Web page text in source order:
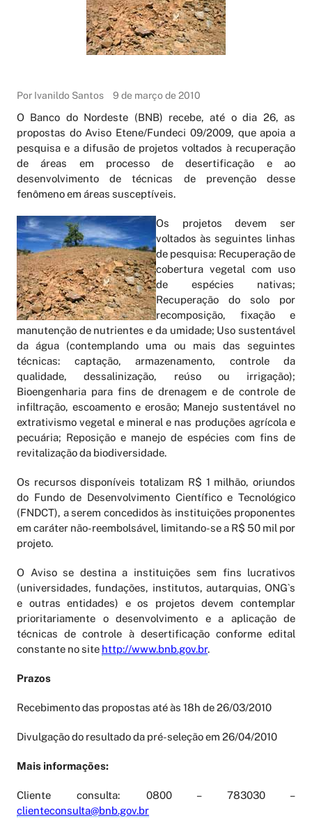
Por Ivanildo Santos 9 de março de 2010
O Banco do Nordeste (BNB) recebe, até o dia 26, as
propostas do Aviso Etene/Fundeci 09/2009, que apoia a
pesquisa e a difusão de projetos voltados à recuperação
de áreas em processo de desertificação e ao
desenvolvimento de técnicas de prevenção desse
fenômeno em áreas susceptíveis.
Os projetos devem ser
voltados às seguintes linhas
de pesquisa: Recuperação de
cobertura vegetal com uso
de espécies nativas;
Recuperação do solo por
recomposição, fixação e
manutenção de nutrientes e da umidade; Uso sustentável
da água (contemplando uma ou mais das seguintes
técnicas: captação, armazenamento, controle da
qualidade, dessalinização, reúso ou irrigação);
Bioengenharia para fins de drenagem e de controle de
infiltração, escoamento e erosão; Manejo sustentável no
extrativismo vegetal e mineral e nas produções agrícola e
pecuária; Reposição e manejo de espécies com fins de
revitalização da biodiversidade.
Os recursos disponíveis totalizam R$ 1 milhão, oriundos
do Fundo de Desenvolvimento Científico e Tecnológico
(FNDCT), a serem concedidos às instituições proponentes
em caráter não-reembolsável, limitando-se a R$ 50 mil por
projeto.
O Aviso se destina a instituições sem fins lucrativos
(universidades, fundações, institutos, autarquias, ONG`s
e outras entidades) e os projetos devem contemplar
prioritariamente o desenvolvimento e a aplicação de
técnicas de controle à desertificação conforme edital
constante no site http://www.bnb.gov.br.
Prazos
Recebimento das propostas até às 18h de 26/03/2010
Divulgação do resultado da pré-seleção em 26/04/2010
Mais informações:
Cliente consulta: 0800 – 783030 –
clienteconsulta@bnb.gov.br